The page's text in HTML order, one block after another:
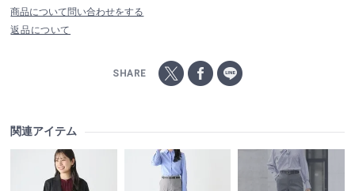
商品について問い合わせをする
返品について
SHARE
関連アイテム